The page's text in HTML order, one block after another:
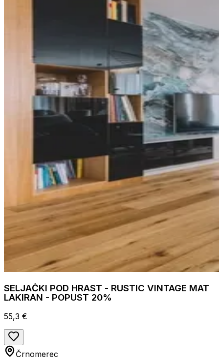
SELJAČKI POD HRAST - RUSTIC VINTAGE MAT
LAKIRAN - POPUST 20%
55,3 €
Črnomerec